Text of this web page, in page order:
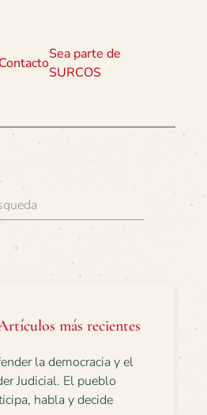
Contacto
Sea parte de
SURCOS
más recientes
la democracia y el
Judicial. El pueblo
habla y decide